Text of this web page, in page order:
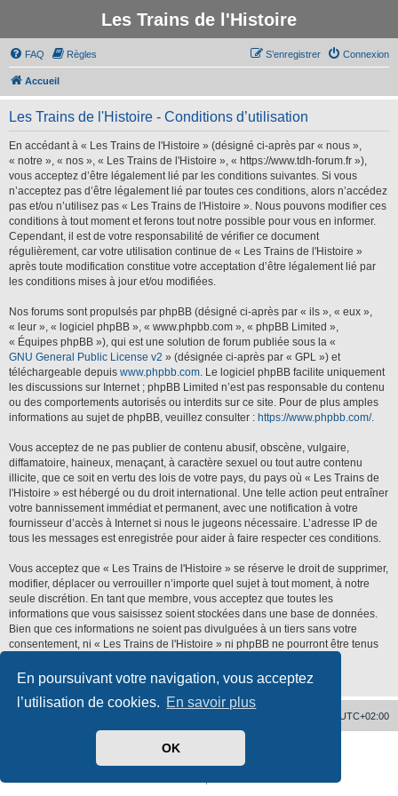
En poursuivant votre navigation, vous acceptez
l’utilisation de cookies. En savoir plus
OK
Les Trains de l'Histoire
FAQ Règles Connexion
S’enregistrer
Accueil
Les Trains de l'Histoire - Conditions d’utilisation
En accédant à « Les Trains de l'Histoire » (désigné ci-après par « nous »,
« notre », « nos », « Les Trains de l'Histoire », « https://www.tdh-forum.fr »),
vous acceptez d’être légalement lié par les conditions suivantes. Si vous
n’acceptez pas d’être légalement lié par toutes ces conditions, alors n’accédez
pas et/ou n’utilisez pas « Les Trains de l'Histoire ». Nous pouvons modifier ces
conditions à tout moment et ferons tout notre possible pour vous en informer.
Cependant, il est de votre responsabilité de vérifier ce document
régulièrement, car votre utilisation continue de « Les Trains de l'Histoire »
après toute modification constitue votre acceptation d’être légalement lié par
les conditions mises à jour et/ou modifiées.
Nos forums sont propulsés par phpBB (désigné ci-après par « ils », « eux »,
« leur », « logiciel phpBB », « www.phpbb.com », « phpBB Limited »,
« Équipes phpBB »), qui est une solution de forum publiée sous la «
GNU General Public License v2 » (désignée ci-après par « GPL ») et
téléchargeable depuis www.phpbb.com. Le logiciel phpBB facilite uniquement
les discussions sur Internet ; phpBB Limited n’est pas responsable du contenu
ou des comportements autorisés ou interdits sur ce site. Pour de plus amples
informations au sujet de phpBB, veuillez consulter : https://www.phpbb.com/.
Vous acceptez de ne pas publier de contenu abusif, obscène, vulgaire,
diffamatoire, haineux, menaçant, à caractère sexuel ou tout autre contenu
illicite, que ce soit en vertu des lois de votre pays, du pays où « Les Trains de
l'Histoire » est hébergé ou du droit international. Une telle action peut entraîner
votre bannissement immédiat et permanent, avec une notification à votre
fournisseur d’accès à Internet si nous le jugeons nécessaire. L’adresse IP de
tous les messages est enregistrée pour aider à faire respecter ces conditions.
Vous acceptez que « Les Trains de l'Histoire » se réserve le droit de supprimer,
modifier, déplacer ou verrouiller n’importe quel sujet à tout moment, à notre
seule discrétion. En tant que membre, vous acceptez que toutes les
informations que vous saisissez soient stockées dans une base de données.
Bien que ces informations ne soient pas divulguées à un tiers sans votre
consentement, ni « Les Trains de l'Histoire » ni phpBB ne pourront être tenus
compromission des données.
UTC+02:00
phpBB ® Forum Software © phpBB Limited
phpBB-fr.com